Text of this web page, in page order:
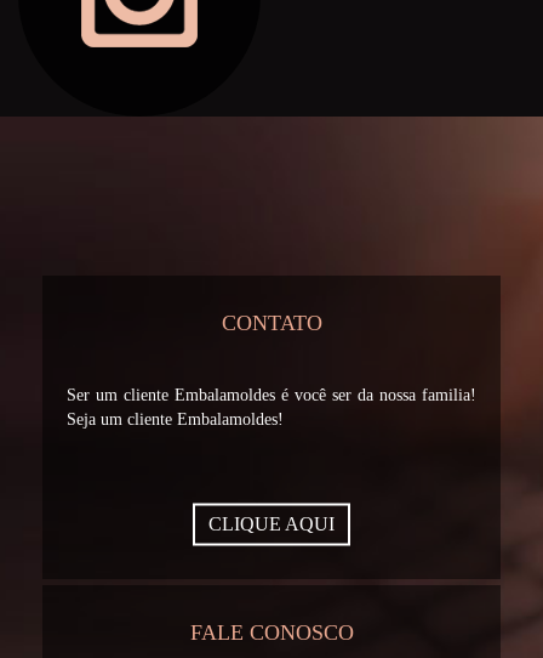
CONTATO
Ser um cliente Embalamoldes é você ser da nossa familia!
Seja um cliente Embalamoldes!
CLIQUE AQUI
FALE CONOSCO